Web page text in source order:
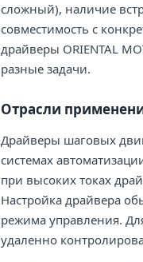
сложный), наличие
совместимость с
драйверы ORIENTAL
разные задачи.
Отрасли
Драйверы шаговых
системах
при высоких токах
Настройка драйвера
режима управления.
удаленно